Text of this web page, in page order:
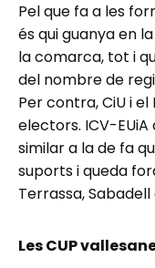
Pel que fa a les
és qui guanya en
la comarca, tot i
del nombre de
Per contra, CiU i
electors. ICV-
similar a la de fa
suports i queda
Terrassa,
Les CUP